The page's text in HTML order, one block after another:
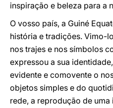
inspiração e beleza para a
O vosso país, a Guiné
história e tradições. Vimo-
nos trajes e nos símbolos
expressou a sua
evidente e comovente o
objetos simples e do
rede, a reprodução de uma